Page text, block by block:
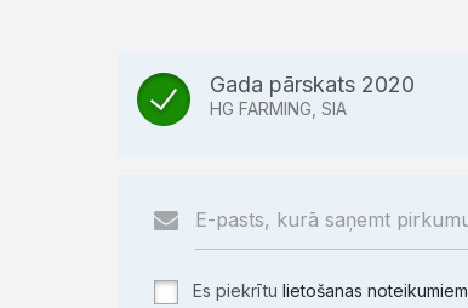
Gada pārskats 2020
HG FARMING, SIA
Es piekrītu lietošanas noteikumiem